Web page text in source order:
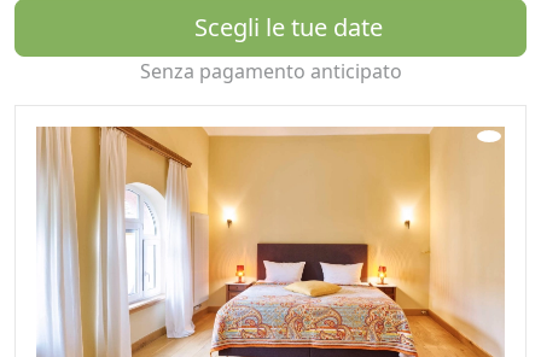
Nella nostra cantina biologica potrete scoprire la
Mosella nella sua forma più aromatica. I nostri Riesling
prosperano su pendii ripidi, con pendenze fino al 65%, e
riflettono la diversità del nostro esclusivo paesaggio
culturale. Visitate la nostra camera del tesoro o
godetevi una degustazione di vini personalizzata nella
cantina a volta risalente a 500 anni fa.
La proprietaria Karèn Steinhauer, architetto,
globetrotter e appassionata host, ha messo la sua
firma su questo posto. Personale. Inconfondibile. E
sempre con l'orecchio aperto ai vostri desideri.
Scegli le tue date
Senza pagamento anticipato